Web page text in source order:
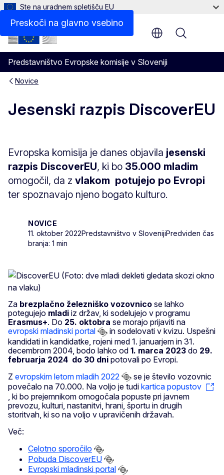
Preskoči na glavno vsebino
Ste na uradnem spletišču EU
Predstavništvo Evropske komisije v Sloveniji
Menu
Novice
Jesenski razpis DiscoverEU
Evropska komisija je danes objavila jesenski
razpis DiscoverEU, ki bo 35.000 mladim
omogočil, da z vlakom potujejo po Evropi
ter spoznavajo njeno bogato kulturo.
NOVICE
11. oktober 2022Predstavništvo v SlovenijiPredviden čas
branja: 1 min
Za brezplačno železniško vozovnico se lahko
potegujejo mladi iz držav, ki sodelujejo v programu
Erasmus+. Do 25. oktobra se morajo prijaviti na
evropski mladinski portal
in sodelovati v kvizu. Uspešni
kandidati in kandidatke, rojeni med 1. januarjem in 31.
decembrom 2004, bodo lahko od 1. marca 2023 do 29.
februarja 2024 do 30 dni potovali po Evropi.
Z evropskim letom mladih 2022
se je število vozovnic
povečalo na 70.000. Na voljo je tudi kartica popustov
, ki bo prejemnikom omogočala popuste pri javnem
prevozu, kulturi, nastanitvi, hrani, športu in drugih
storitvah, ki so na voljo v upravičenih državah.
Več:
Celotno sporočilo
Pobuda DiscoverEU
Evropski mladinski portal